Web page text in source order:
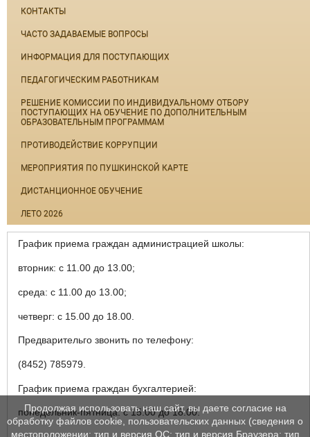
КОНТАКТЫ
ЧАСТО ЗАДАВАЕМЫЕ ВОПРОСЫ
ИНФОРМАЦИЯ ДЛЯ ПОСТУПАЮЩИХ
ПЕДАГОГИЧЕСКИМ РАБОТНИКАМ
РЕШЕНИЕ КОМИССИИ ПО ИНДИВИДУАЛЬНОМУ ОТБОРУ
ПОСТУПАЮЩИХ НА ОБУЧЕНИЕ ПО ДОПОЛНИТЕЛЬНЫМ
ОБРАЗОВАТЕЛЬНЫМ ПРОГРАММАМ
ПРОТИВОДЕЙСТВИЕ КОРРУПЦИИ
МЕРОПРИЯТИЯ ПО ПУШКИНСКОЙ КАРТЕ
ДИСТАНЦИОННОЕ ОБУЧЕНИЕ
ЛЕТО 2026
График приема граждан администрацией школы:
вторник: с 11.00 до 13.00;
среда: с 11.00 до 13.00;
четверг: с 15.00 до 18.00.
Предварительго звонить по телефону:
(8452) 785979.
График приема граждан бухгалтерией:
понедельник-пятница: с 15.00 до 18.00.
Продолжая использовать наш сайт, вы даете согласие на
обработку файлов cookie, пользовательских данных (сведения о
местоположении; тип и версия ОС; тип и версия Браузера; тип